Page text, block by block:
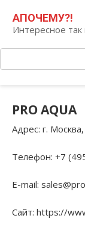
контенту
АПОЧЕМУ?!
Интересное так
PRO AQUA
Адрес: г.
Телефон: +7
E-mail:
Сайт: https://